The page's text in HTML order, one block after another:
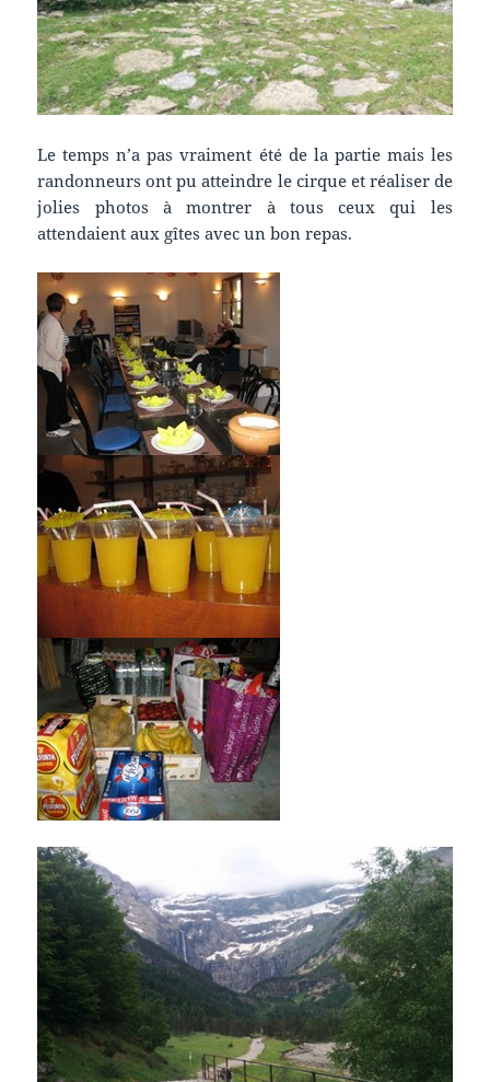
Le temps n’a pas vraiment été de la partie mais les
randonneurs ont pu atteindre le cirque et réaliser de
jolies photos à montrer à tous ceux qui les
attendaient aux gîtes avec un bon repas.